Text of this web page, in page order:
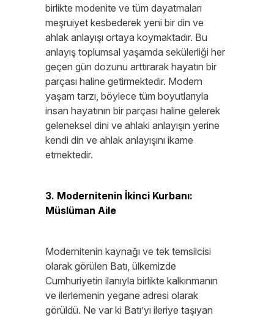
birlikte modenite ve tüm dayatmaları
meşruiyet kesbederek yeni bir din ve
ahlak anlayışı ortaya koymaktadır. Bu
anlayış toplumsal yaşamda sekülerliği her
geçen gün dozunu arttırarak hayatın bir
parçası haline getirmektedir. Modern
yaşam tarzı, böylece tüm boyutlarıyla
insan hayatının bir parçası haline gelerek
geleneksel dini ve ahlaki anlayışın yerine
kendi din ve ahlak anlayışını ikame
etmektedir.
3. Modernitenin İkinci Kurbanı:
Müslüman Aile
Modernitenin kaynağı ve tek temsilcisi
olarak görülen Batı, ülkemizde
Cumhuriyetin ilanıyla birlikte kalkınmanın
ve ilerlemenin yegane adresi olarak
görüldü. Ne var ki Batı’yı ileriye taşıyan